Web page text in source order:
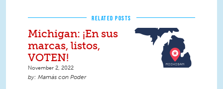
RELATED POSTS
Michigan: ¡En sus
marcas, listos,
VOTEN!
November 2, 2022
Mamás con Poder